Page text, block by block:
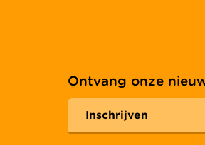
Ontvang onze
Inschrijven